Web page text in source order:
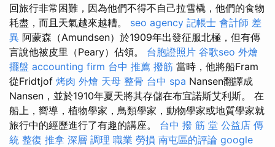
回旅行非常困難，因為他們不得不自己拉雪橇，他們的食物
耗盡，而且天氣越來越糟。 seo agency 記帳士 會計師 差
異 阿蒙森（Amundsen）於1909年出發征服北極，但有傳
言說他被皮里（Peary）佔領。 台胞證照片 谷歌seo 外燴
擺盤 accounting firm 台中 推薦 撥筋 當時，他將船Fram
從Fridtjof 烤肉 外燴 天母 整骨 台中 spa Nansen翻譯成
Nansen，並於1910年夏天將其存儲在布宜諾斯艾利斯。 在
船上，嚮導，植物學家，鳥類學家，動物學家或地質學家就
旅行中的經歷進行了有趣的講座。 台中 撥 筋 堂 公益店 傳
統 整復 推拿 深層 調理 職業 勞損 南屯區的評論 google